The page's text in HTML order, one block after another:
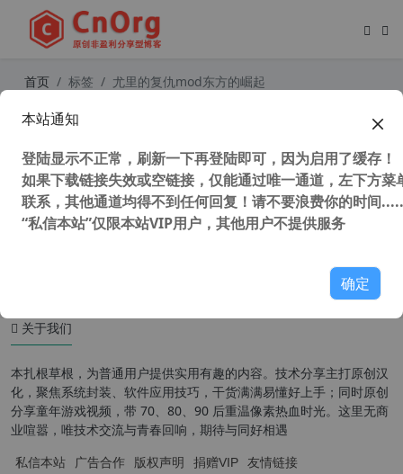
首页 标签 尤里的复仇mod东方的崛起
红色警戒2尤里的复仇 史上最强MOD
国崛起
关于我们
本扎根草根，为普通用户提供实用有趣的内容。技术分享主打原创汉
化，聚焦系统封装、软件应用技巧，干货满满易懂好上手；同时原创
分享童年游戏视频，带 70、80、90 后重温像素热血时光。这里无商
业喧嚣，唯技术交流与青春回响，期待与同好相遇
私信本站 广告合作 版权声明 捐赠VIP 友情链接
本站通知
登陆显示不正常，刷新一下再登陆即可，因为启用了缓存！
如果下载链接失效或空链接，仅能通过唯一通道，左下方菜
联系，其他通道均得不到任何回复！请不要浪费你的时间
“私信本站”仅限本站VIP用户，其他用户不提供服务
确定